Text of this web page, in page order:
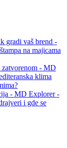
gradi vaš brend -
na majicama
zatvorenom - MD
klima
- MD Explorer -
i gde se